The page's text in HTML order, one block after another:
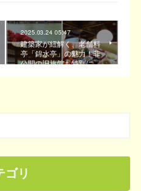
2025.03.24 05:47
建築家が紐解く、老舗料
亭「錦水亭」の魅力！非
公開の旧旅館も特別に…
ゴリ